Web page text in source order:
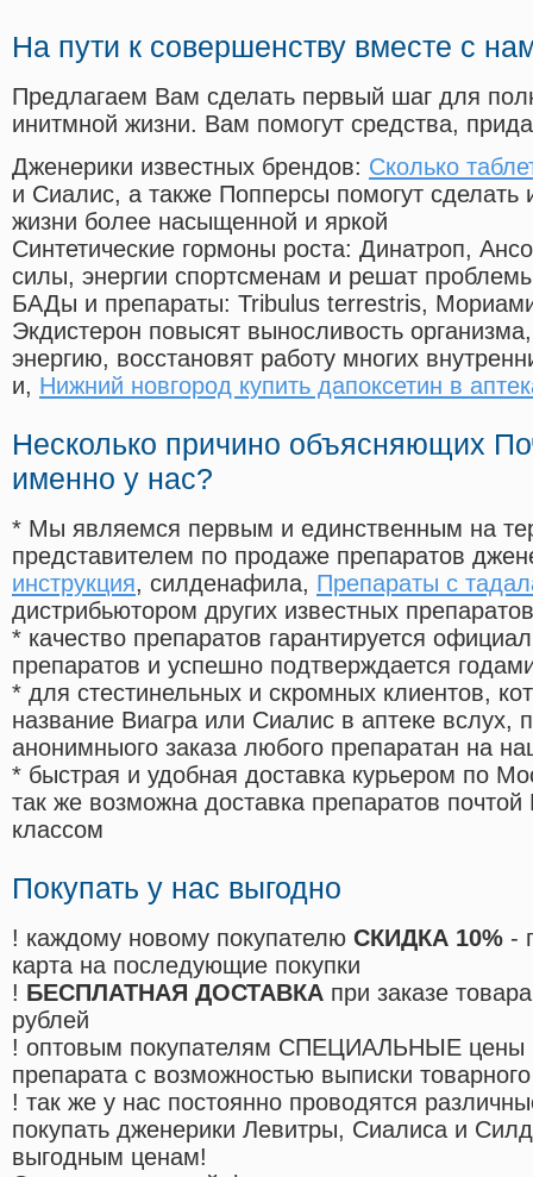
На пути к совершенству вместе с
Предлагаем Вам сделать первый шаг для
инитмной жизни. Вам помогут средства,
Дженерики известных брендов: Сколько
и Сиалис, а также Попперсы помогут
жизни более насыщенной и яркой
Синтетические гормоны роста: Динатроп,
силы, энергии спортсменам и решат
БАДы и препараты: Tribulus terrestris,
Экдистерон повысят выносливость
энергию, восстановят работу многих
и, Нижний новгород купить дапоксетин в
Несколько причино объясняющих
именно у нас?
* Мы являемся первым и единственным на
представителем по продаже препаратов
инструкция, силденафила, Препараты с
дистрибьютором других известных препаратов
* качество препаратов гарантируется
препаратов и успешно подтверждается
* для стестинельных и скромных клиентов,
название Виагра или Сиалис в аптеке вслух,
анонимныого заказа любого препаратан на
* быстрая и удобная доставка курьером по
так же возможна доставка препаратов
классом
Покупать у нас выгодно
! каждому новому покупателю СКИДКА 10% -
карта на последующие покупки
! БЕСПЛАТНАЯ ДОСТАВКА при заказе
рублей
! оптовым покупателям СПЕЦИАЛЬНЫЕ цены
препарата с возможностью выписки
! так же у нас постоянно проводятся
покупать дженерики Левитры, Сиалиса и
выгодным ценам!